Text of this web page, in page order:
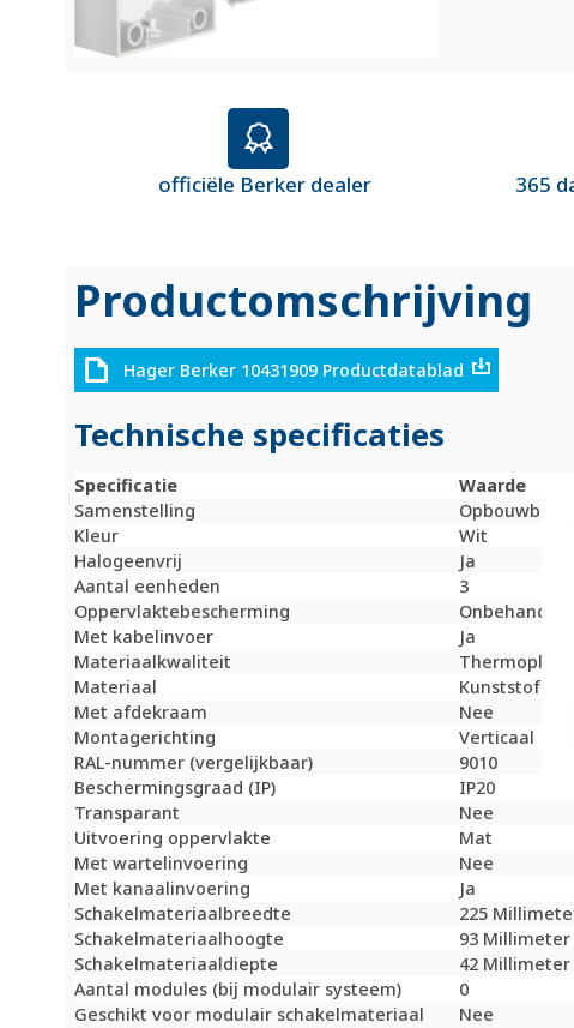
officiële Berker dealer 365
Productomschrijving
Hager Berker 10431909 Productdatablad
Technische specificaties
Specificatie
Waarde
Samenstelling
Opbouwbak
Kleur
Wit
Halogeenvrij
Ja
Aantal eenheden
3
Oppervlaktebescherming
Onbehandeld
Met kabelinvoer
Ja
Materiaalkwaliteit
Thermoplast
Materiaal
Kunststof
Met afdekraam
Nee
Montagerichting
Verticaal
RAL-nummer (vergelijkbaar)
9010
Beschermingsgraad (IP)
IP20
Transparant
Nee
Uitvoering oppervlakte
Mat
Met wartelinvoering
Nee
Met kanaalinvoering
Ja
Schakelmateriaalbreedte
225
Schakelmateriaalhoogte
93 Millimeter
Schakelmateriaaldiepte
42 Millimeter
Aantal modules (bij modulair systeem)
0
Geschikt voor modulair schakelmateriaal
Nee